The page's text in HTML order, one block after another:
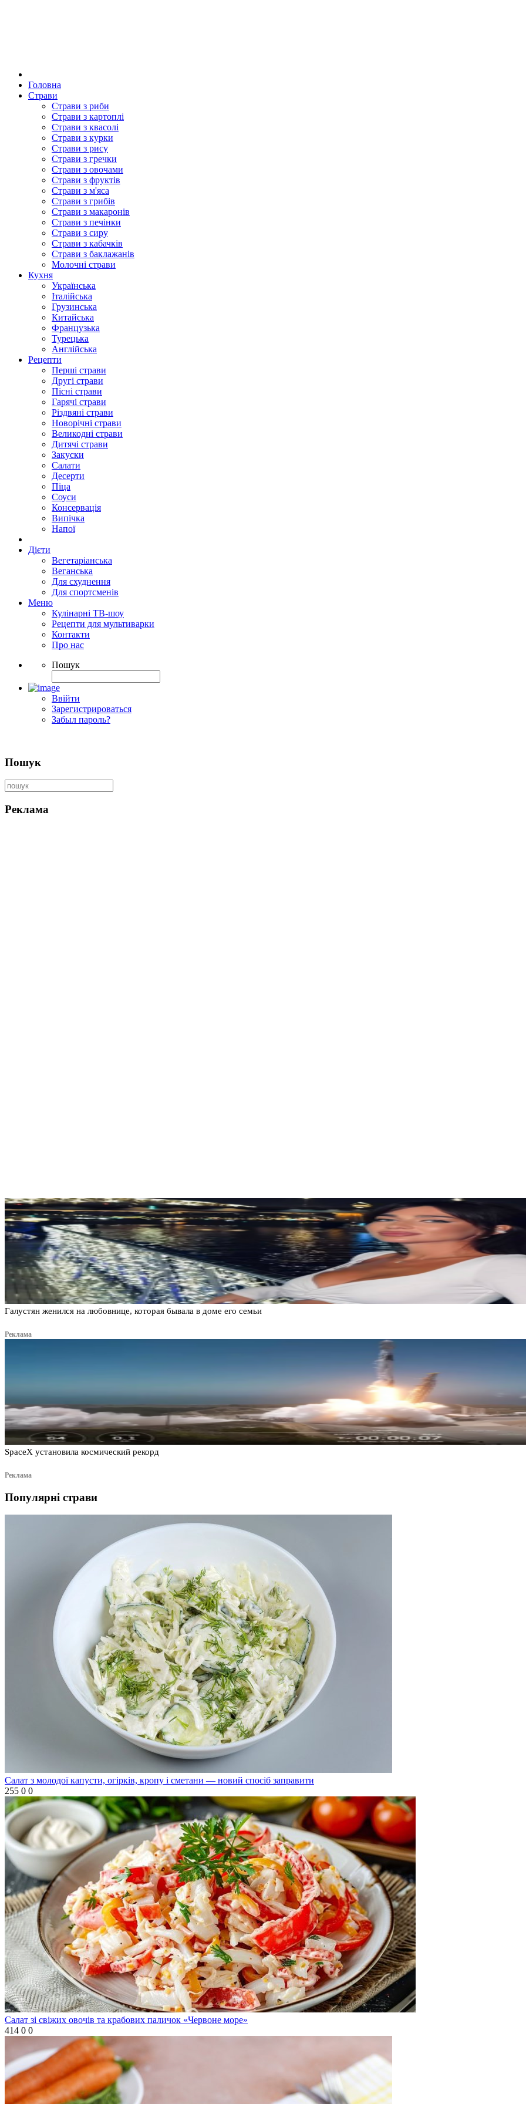
Головна
Страви
Страви з риби
Страви з картоплі
Страви з квасолі
Страви з курки
Страви з рису
Страви з гречки
Страви з овочами
Страви з фруктів
Страви з м'яса
Страви з грибів
Страви з макаронів
Страви з печінки
Страви з сиру
Страви з кабачків
Страви з баклажанів
Молочні страви
Кухня
Українська
Італійська
Грузинська
Китайська
Французька
Турецька
Англійська
Рецепти
Перші страви
Другі страви
Пісні страви
Гарячі страви
Різдвяні страви
Новорічні страви
Великодні страви
Дитячі страви
Закуски
Салати
Десерти
Піца
Соуси
Консервація
Випічка
Напої
Дієти
Вегетаріанська
Веганська
Для схуднення
Для спортсменів
Меню
Кулінарні ТВ-шоу
Рецепти для мультиварки
Контакти
Про нас
Пошук
Ввійти
Зарегистрироваться
Забыл пароль?
Пошук
Реклама
Галустян женился на любовнице, которая бывала в доме его семьи
Реклама
SpaceX установила космический рекорд
Реклама
Популярні страви
Салат з молодої капусти, огірків, кропу і сметани — новий спосіб заправити
255 0 0
Салат зі свіжих овочів та крабових паличок «Червоне море»
414 0 0